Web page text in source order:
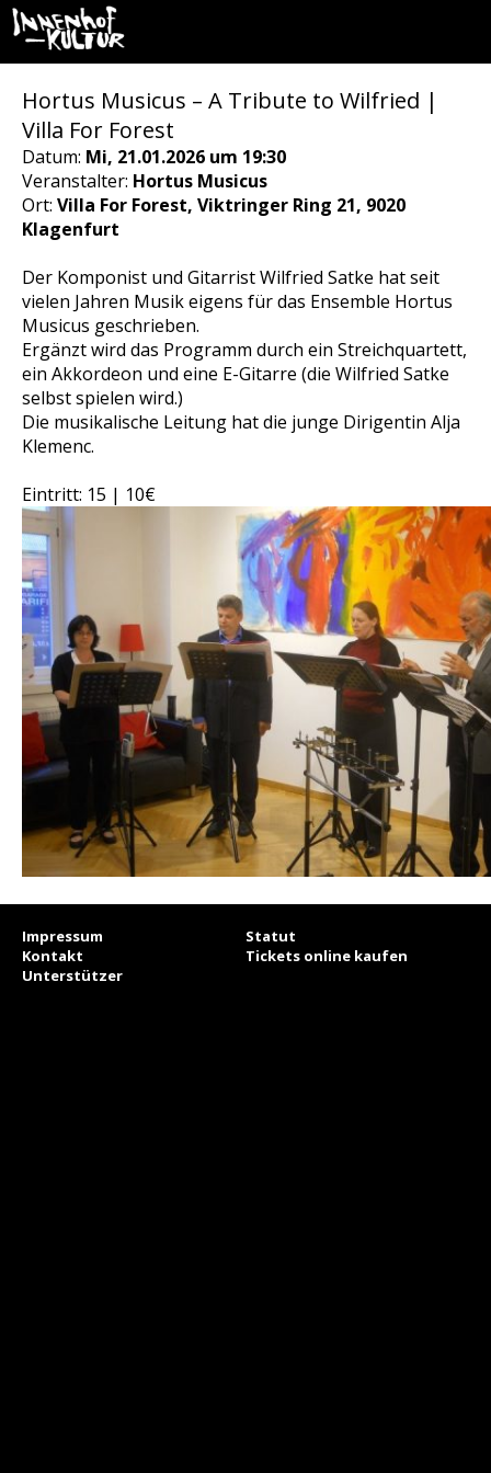
Hortus Musicus – A Tribute to Wilfried |
Villa For Forest
Datum: Mi, 21.01.2026 um 19:30
Veranstalter: Hortus Musicus
Ort: Villa For Forest, Viktringer Ring 21, 9020
Klagenfurt
Der Komponist und Gitarrist Wilfried Satke hat seit
vielen Jahren Musik eigens für das Ensemble Hortus
Musicus geschrieben.
Ergänzt wird das Programm durch ein Streichquartett,
ein Akkordeon und eine E-Gitarre (die Wilfried Satke
selbst spielen wird.)
Die musikalische Leitung hat die junge Dirigentin Alja
Klemenc.
Eintritt: 15 | 10€
Impressum
Statut
Kontakt
Tickets online kaufen
Unterstützer